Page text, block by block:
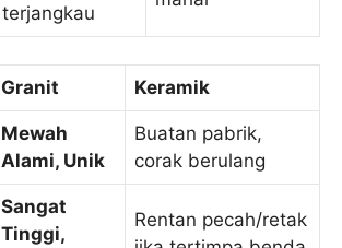
terjangkau
Granit Keramik
Mewah
Alami, Unik
Buatan pabrik,
corak berulang
Sangat
Tinggi,
Rentan pecah/retak